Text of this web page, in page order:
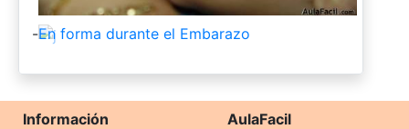
-En forma durante el Embarazo
Información
AulaFacil